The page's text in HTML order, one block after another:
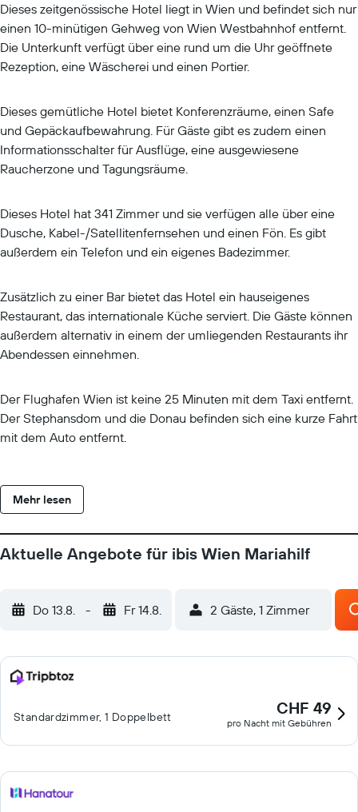
Dieses zeitgenössische Hotel liegt in Wien und befindet sich nur
einen 10-minütigen Gehweg von Wien Westbahnhof entfernt.
Die Unterkunft verfügt über eine rund um die Uhr geöffnete
Rezeption, eine Wäscherei und einen Portier.
Dieses gemütliche Hotel bietet Konferenzräume, einen Safe
und Gepäckaufbewahrung. Für Gäste gibt es zudem einen
Informationsschalter für Ausflüge, eine ausgewiesene
Raucherzone und Tagungsräume.
Dieses Hotel hat 341 Zimmer und sie verfügen alle über eine
Dusche, Kabel-/Satellitenfernsehen und einen Fön. Es gibt
außerdem ein Telefon und ein eigenes Badezimmer.
Zusätzlich zu einer Bar bietet das Hotel ein hauseigenes
Restaurant, das internationale Küche serviert. Die Gäste können
außerdem alternativ in einem der umliegenden Restaurants ihr
Abendessen einnehmen.
Der Flughafen Wien ist keine 25 Minuten mit dem Taxi entfernt.
Der Stephansdom und die Donau befinden sich eine kurze Fahrt
mit dem Auto entfernt.
Mehr lesen
Aktuelle Angebote für ibis Wien Mariahilf
Do 13.8. - Fr 14.8. 2 Gäste, 1 Zimmer
Standardzimmer, 1 Doppelbett CHF 49
pro Nacht mit Gebühren